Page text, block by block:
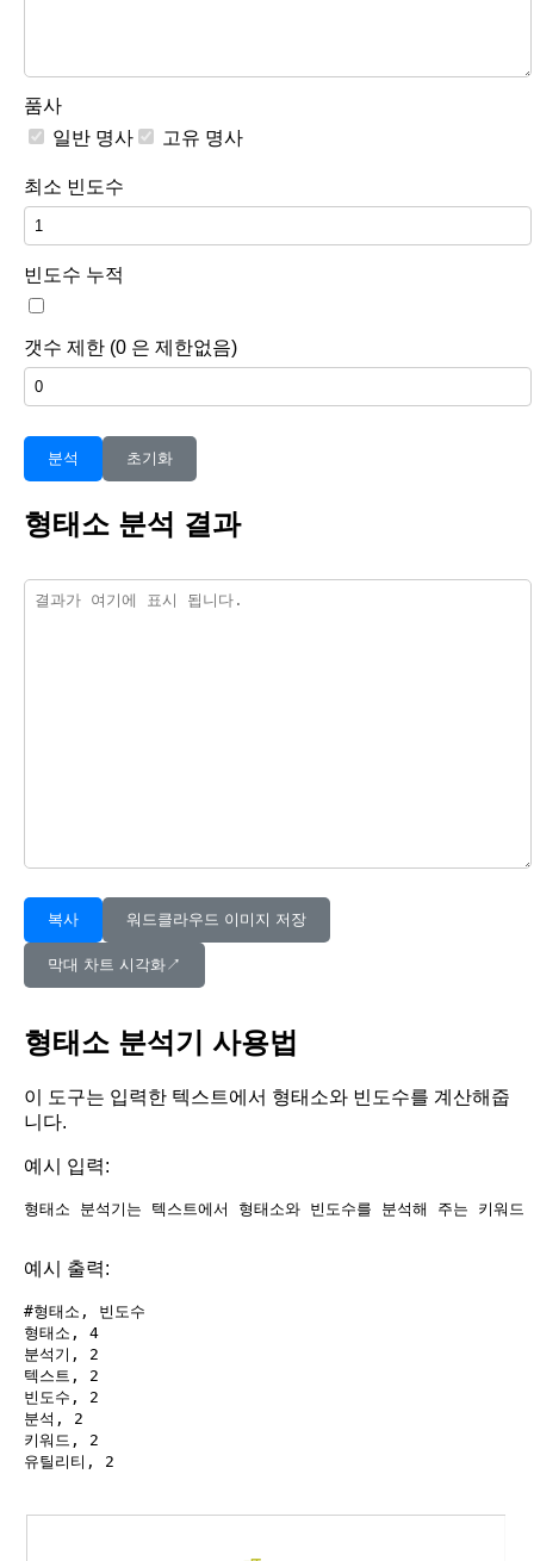
품사
일반 명사
고유 명사
최소 빈도수
빈도수 누적
갯수 제한 (0 은 제한없음)
분석 초기화
형태소 분석 결과
복사 워드클라우드 이미지 저장
막대 차트 시각화↗︎
형태소 분석기 사용법
이 도구는 입력한 텍스트에서 형태소와 빈도수를 계산해줍
니다.
예시 입력:
형태소 분석기는 텍스트에서 형태소와 빈도수를 분석해 주는 키워드
예시 출력:
#형태소, 빈도수
형태소, 4
분석기, 2
텍스트, 2
빈도수, 2
분석, 2
키워드, 2
유틸리티, 2